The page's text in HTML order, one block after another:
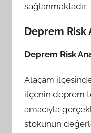
sağlanmaktadır.
Deprem Risk
Deprem Risk
Alaçam
ilçenin deprem
amacıyla
stokunun